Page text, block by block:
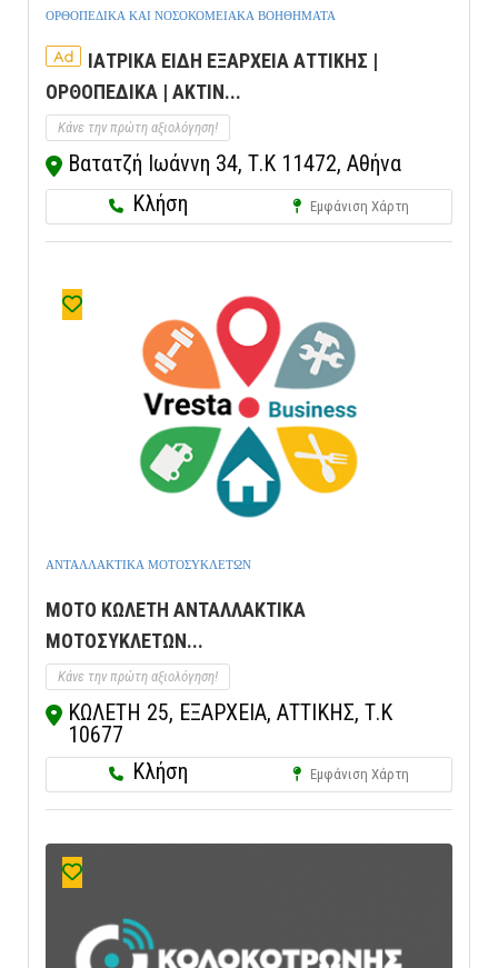
ΟΡΘΟΠΕΔΙΚΑ ΚΑΙ ΝΟΣΟΚΟΜΕΙΑΚΑ ΒΟΗΘΗΜΑΤΑ
Ad
ΙΑΤΡΙΚΑ ΕΙΔΗ ΕΞΑΡΧΕΙΑ ΑΤΤΙΚΗΣ |
ΟΡΘΟΠΕΔΙΚΑ | ΑΚΤΙΝ...
Κάνε την πρώτη αξιολόγηση!
Βατατζή Ιωάννη 34, Τ.Κ 11472, Αθήνα
Κλήση
Εμφάνιση Χάρτη
ΑΝΤΑΛΛΑΚΤΙΚΑ ΜΟΤΟΣΥΚΛΕΤΩΝ
ΜΟΤΟ ΚΩΛΕΤΗ ΑΝΤΑΛΛΑΚΤΙΚΑ
ΜΟΤΟΣΥΚΛΕΤΩΝ...
Κάνε την πρώτη αξιολόγηση!
ΚΩΛΕΤΗ 25, ΕΞΑΡΧΕΙΑ, ΑΤΤΙΚΗΣ, Τ.Κ
10677
Κλήση
Εμφάνιση Χάρτη